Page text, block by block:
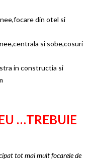
din otel si
si sobe,cosuri
in constructia si
…TREBUIE
tot mai mult focarele de